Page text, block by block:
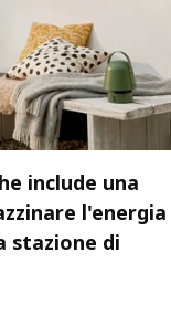
include una
l'energia
stazione di